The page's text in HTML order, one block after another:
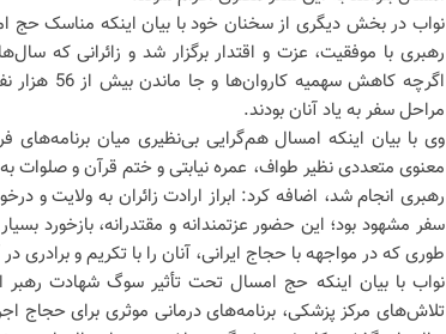
نواب‌ در بخش دیگری از سخنان خود با بیان اینکه مناسک حج
رهبری با موفقیت، عزت و اقتدار برگزار شد و زائرانی که
اگرچه کاهش
مراحل سفر به یاد آنان بودند.
وی با بیان اینکه امسال هم‌گرایی بی‌نظیری میان
معنوی متعددی نظیر طواف، عمره نیابتی و ختم قرآن و صلوات
رهبری انجام شد، اضافه کرد: ابراز ارادت زائران به ولایت و
سفر مشهود بود؛ این حضور عزتمندانه و مقتدرانه، بازخورد
طوری که در مواجهه با حجاج ایرانی، آنان را با تکریم و
نواب با بیان اینکه حج امسال تحت تأثیر سوگ شهادت رهبر
تلاش‌های مرکز پزشکی، برنامه‌های درمانی موثری برای حجاج